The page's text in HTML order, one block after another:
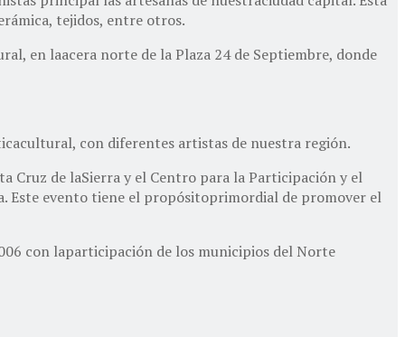
tejidos, entre otros.
en laacera norte de la Plaza 24 de Septiembre, donde
con diferentes artistas de nuestra región.
Cruz de laSierra y el Centro para la Participación y el
Este evento tiene el propósitoprimordial de promover el
con laparticipación de los municipios del Norte